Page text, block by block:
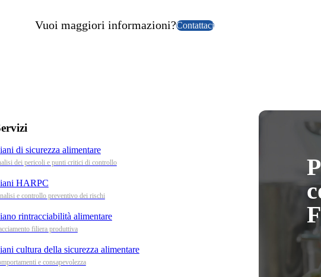
Vuoi maggiori informazioni?Contattaci
di sicurezza alimentare
dei pericoli e punti critici di controllo
HARPC
e controllo preventivo dei rischi
rintracciabilità alimentare
filiera produttiva
cultura della sicurezza alimentare
e consapevolezza